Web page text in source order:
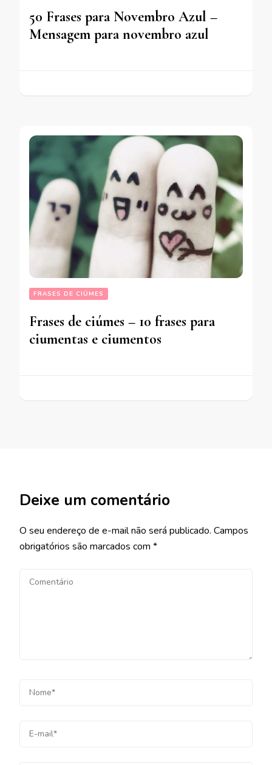
50 Frases para Novembro Azul –
Mensagem para novembro azul
FRASES DE CIÚMES
Frases de ciúmes – 10 frases para
ciumentas e ciumentos
Deixe um comentário
O seu endereço de e-mail não será publicado. Campos
obrigatórios são marcados com *